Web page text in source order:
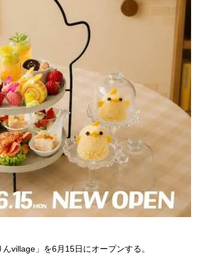
village」を6月15日にオープンする。